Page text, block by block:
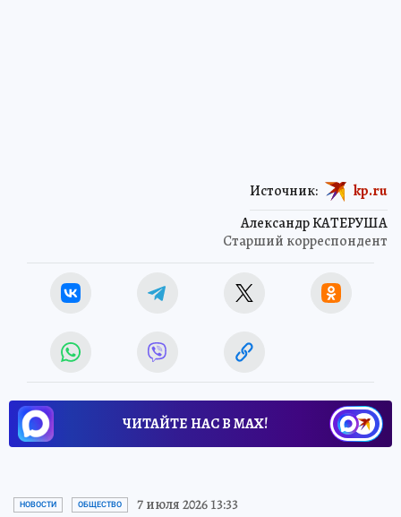
Александр КАТЕРУША
Старший корреспондент
Источник: kp.ru
ЧИТАЙТЕ НАС В МАХ!
НОВОСТИ ОБЩЕСТВО 7 июля 2026 13:33